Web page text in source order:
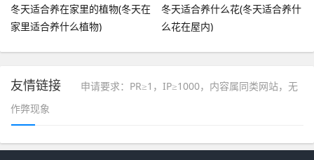
冬天适合养在家里的植物(冬天在
家里适合养什么植物)
冬天适合养什么花(冬天适合养什
么花在屋内)
友情链接
申请要求：PR≥1，IP≥1000，内容属同类网站，无
作弊现象